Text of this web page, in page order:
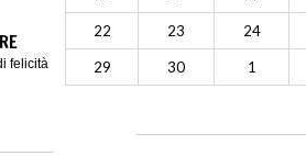
felicità
22 23 24
29 30 1